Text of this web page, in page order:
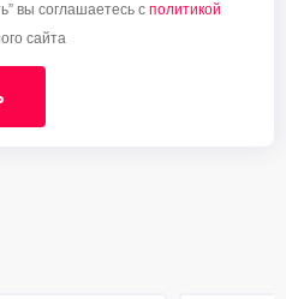
вы соглашаетесь с политикой
сайта